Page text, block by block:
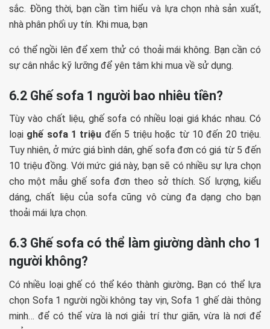
sắc. Đồng thời, bạn cần tìm hiểu và lựa chọn nhà sản xuất,
nhà phân phối uy tín. Khi mua, bạn
có thể ngồi lên để xem thử có thoải mái không. Bạn cần có
sự cân nhắc kỹ lưỡng để yên tâm khi mua về sử dụng.
6.2 Ghế sofa 1 người bao nhiêu tiền?
Tùy vào chất liệu, ghế sofa có nhiều loại giá khác nhau. Có
loại ghế sofa 1 triệu đến 5 triệu hoặc từ 10 đến 20 triệu.
Tuy nhiên, ở mức giá bình dân, ghế sofa đơn có giá từ 5 đến
10 triệu đồng. Với mức giá này, bạn sẽ có nhiều sự lựa chọn
cho một mẫu ghế sofa đơn theo sở thích. Số lượng, kiểu
dáng, chất liệu của sofa cũng vô cùng đa dạng cho bạn
thoải mái lựa chọn.
6.3 Ghế sofa có thể làm giường dành cho 1
người không?
Có nhiều loại ghế có thể kéo thành giường.Bạn có thể lựa
chọn Sofa 1 người ngồi không tay vịn, Sofa 1 ghế dài thông
minh… để có thể vừa là nơi giải trí thư giãn, vừa là nơi để